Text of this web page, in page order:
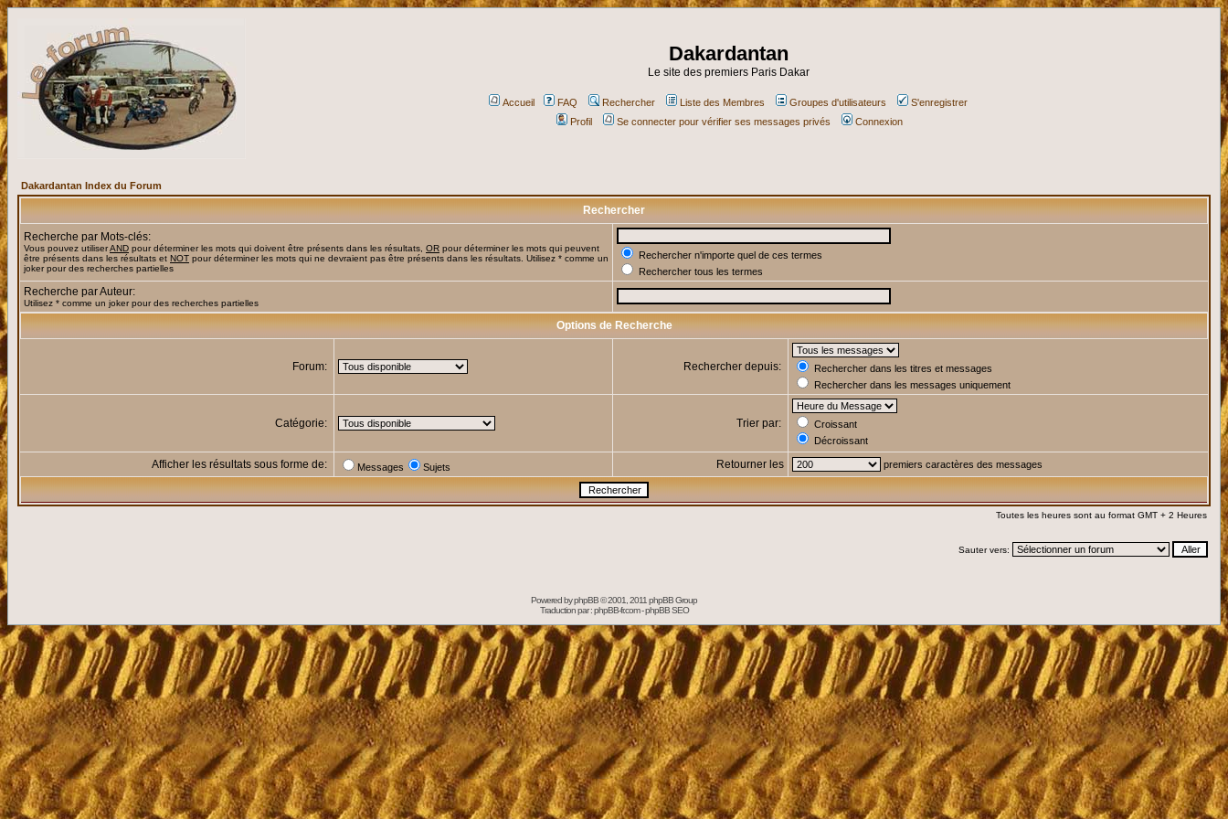
Dakardantan
Le site des premiers Paris Dakar
Accueil FAQ Rechercher Liste des Membres Groupes d'utilisateurs
S'enregistrer
Profil
Se connecter pour vérifier ses messages privés Connexion
Dakardantan Index du Forum
Rechercher
Recherche par Mots-clés:
Vous pouvez utiliserAND pour déterminer les mots qui doivent être présents dans les résultats, OR pour déterminer les mots qui peuvent
être présents dans les résultats et NOT pour déterminer les mots qui ne devraient pas être présents dans les résultats. Utilisez * comme un
joker pour des recherches partielles
Rechercher n'importe quel de ces termes
Rechercher tous les termes
Recherche par Auteur:
Utilisez * comme un joker pour des recherches partielles
Options de Recherche
Forum: Rechercher depuis:
Rechercher dans les titres et messages
Rechercher dans les messages uniquement
Catégorie: Trier par:
Croissant
Décroissant
Afficher les résultats sous forme de: Messages Sujets Retourner les premiers caractères des messages
Toutes les heures sont au format GMT + 2 Heures
Sauter vers:
Powered byphpBB© 2001, 2011 phpBB Group
Traduction par :phpBB-fr.com-phpBB SEO